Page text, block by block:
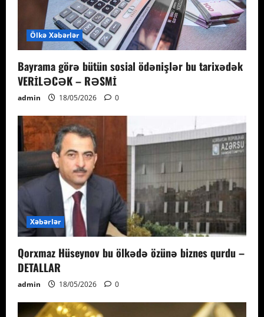
Ölkə Xəbərlər
Bayrama görə bütün sosial ödənişlər bu tarixədək
VERİLƏCƏK – RƏSMİ
admin 18/05/2026 0
Xəbərlər
Qorxmaz Hüseynov bu ölkədə özünə biznes qurdu –
DETALLAR
admin 18/05/2026 0